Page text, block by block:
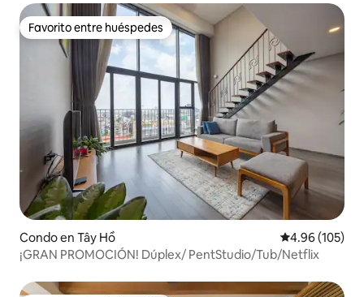
Favorito entre huéspedes
Favorito entre huéspedes
Condo en Tây Hồ Calificación
4.96 (105)
¡GRAN PROMOCIÓN! Dúplex/ PentStudio/Tub/Netflix